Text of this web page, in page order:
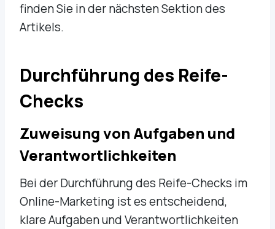
finden Sie in der nächsten Sektion des
Artikels.
Durchführung des Reife-
Checks
Zuweisung von Aufgaben und
Verantwortlichkeiten
Bei der Durchführung des Reife-Checks im
Online-Marketing ist es entscheidend,
klare Aufgaben und Verantwortlichkeiten